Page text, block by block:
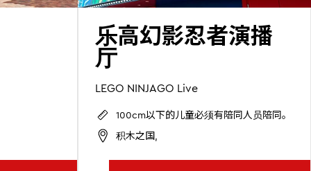
乐高幻影忍者演播
厅
LEGO NINJAGO Live
100cm以下的儿童必须有陪同人员陪同。
积木之国,